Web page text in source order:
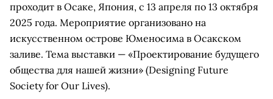
проходит в Осаке, Япония, с 13 апреля по 13 октября
2025 года. Мероприятие организовано на
искусственном острове Юменосима в Осакском
заливе. Тема выставки — «Проектирование будущего
общества для нашей жизни» (Designing Future
Society for Our Lives).